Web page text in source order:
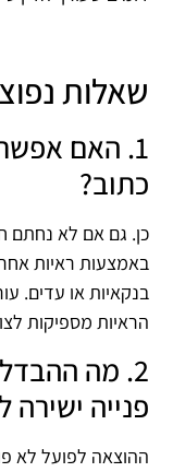
שאלות
1. האם
כתוב?
כן. גם אם לא נחתם
באמצעות ראיות
בנקאיות או עדים.
הראיות מספיקות
2. מה ההבדל
פנייה
ההוצאה לפועל לא